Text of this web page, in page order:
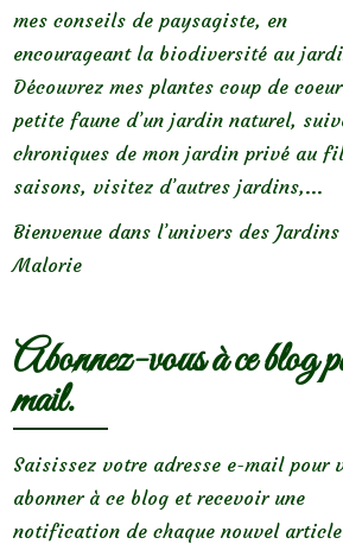
mes conseils de paysagiste, en
encourageant la biodiversité au
Découvrez mes plantes coup de
petite faune d’un jardin naturel,
chroniques de mon jardin privé au
saisons, visitez d’autres jardins,...
Bienvenue dans l’univers des
Malorie
Abonnez-vous à ce blog
mail.
Saisissez votre adresse e-mail pour
abonner à ce blog et recevoir une
notification de chaque nouvel